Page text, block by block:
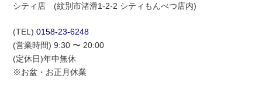
シティ店 (紋別市渚滑1-2-2 シティもんべつ店内)
(TEL)0158-23-6248
(営業時間) 9:30 〜 20:00
(定休日)年中無休
※お盆・お正月休業